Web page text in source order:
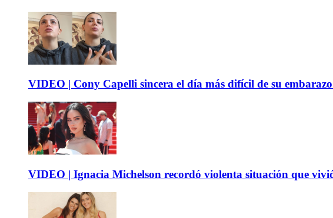
VIDEO | Cony Capelli sincera el día más difícil de su
VIDEO | Ignacia Michelson recordó violenta situación que